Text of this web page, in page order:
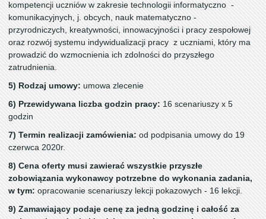
kompetencji uczniów w zakresie technologii informatyczno -
komunikacyjnych, j. obcych, nauk matematyczno -
przyrodniczych, kreatywności, innowacyjności i pracy zespołowej
oraz rozwój systemu indywidualizacji pracy z uczniami, który ma
prowadzić do wzmocnienia ich zdolności do przyszłego
zatrudnienia.
5) Rodzaj umowy: umowa zlecenie
6) Przewidywana liczba godzin pracy: 16 scenariuszy x 5
godzin
7) Termin realizacji zamówienia: od podpisania umowy do 19
czerwca 2020r.
8) Cena oferty musi zawierać wszystkie przyszłe
zobowiązania wykonawcy potrzebne do wykonania zadania,
w tym: opracowanie scenariuszy lekcji pokazowych - 16 lekcji.
9) Zamawiający podaje cenę za jedną godzinę i całość za